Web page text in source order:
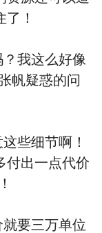
！
我这么好像
帆疑惑的问
些细节啊！
付出一点代价
要三万单位